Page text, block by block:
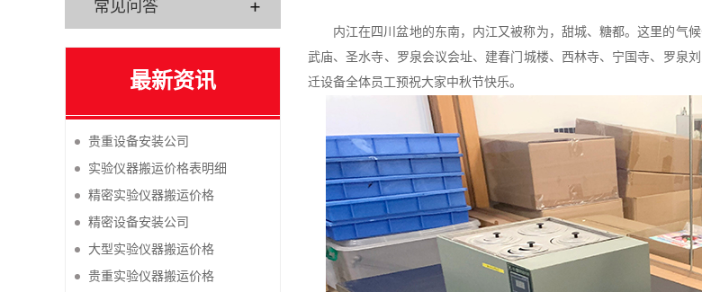
内江在四川盆地的东南，内江又被称为，甜城、糖都。这里的气
武庙、圣水寺、罗泉会议会址、建春门城楼、西林寺、宁国寺、罗泉
迁设备全体员工预祝大家中秋节快乐。
常见问答
最新资讯
贵重设备安装公司
实验仪器搬运价格表明细
精密实验仪器搬运价格
精密设备安装公司
大型实验仪器搬运价格
贵重实验仪器搬运价格